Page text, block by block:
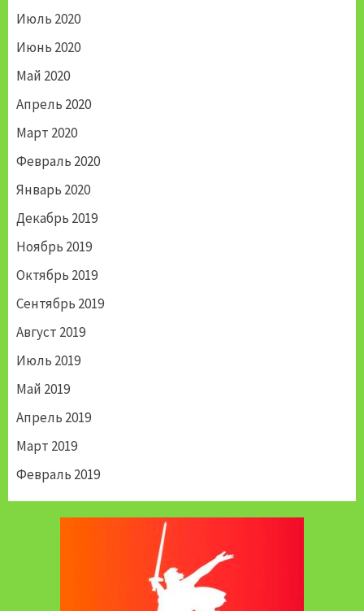
Июль 2020
Июнь 2020
Май 2020
Апрель 2020
Март 2020
Февраль 2020
Январь 2020
Декабрь 2019
Ноябрь 2019
Октябрь 2019
Сентябрь 2019
Август 2019
Июль 2019
Май 2019
Апрель 2019
Март 2019
Февраль 2019